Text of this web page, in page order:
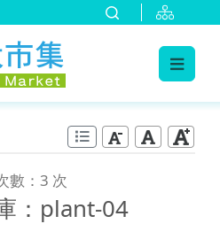
數：3 次
：plant-04